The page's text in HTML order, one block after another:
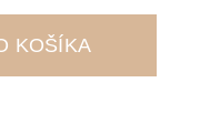
KOŠÍKA